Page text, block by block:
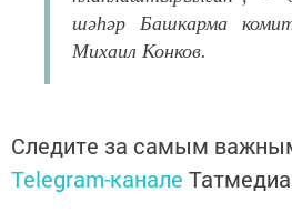
шәһәр Башкарма
Михаил Конков.
Следите за самым
Telegram-канале Татмедиа